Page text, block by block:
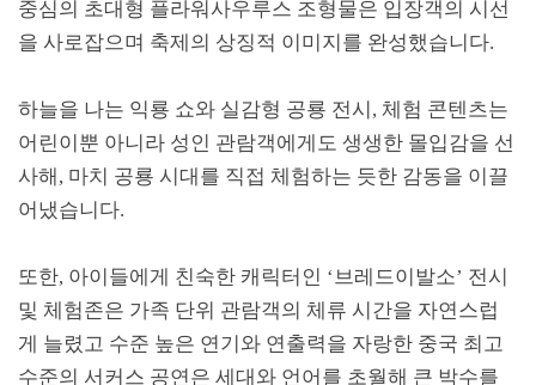
중심의 초대형 플라워사우루스 조형물은 입장객의 시선
을 사로잡으며 축제의 상징적 이미지를 완성했습니다.
하늘을 나는 익룡 쇼와 실감형 공룡 전시 , 체험 콘텐츠는
어린이뿐 아니라 성인 관람객에게도 생생한 몰입감을 선
사해 , 마치 공룡 시대를 직접 체험하는 듯한 감동을 이끌
어냈습니다.
또한, 아이들에게 친숙한 캐릭터인 ‘브레드이발소’ 전시
및 체험존은 가족 단위 관람객의 체류 시간을 자연스럽
게 늘렸고 수준 높은 연기와 연출력을 자랑한 중국 최고
수준의 서커스 공연은 세대와 언어를 초월해 큰 박수를